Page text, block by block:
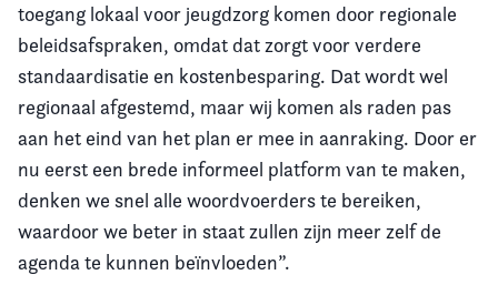
toegang lokaal voor jeugdzorg komen door regionale
beleidsafspraken, omdat dat zorgt voor verdere
standaardisatie en kostenbesparing. Dat wordt wel
regionaal afgestemd, maar wij komen als raden pas
aan het eind van het plan er mee in aanraking. Door er
nu eerst een brede informeel platform van te maken,
denken we snel alle woordvoerders te bereiken,
waardoor we beter in staat zullen zijn meer zelf de
agenda te kunnen beïnvloeden”.